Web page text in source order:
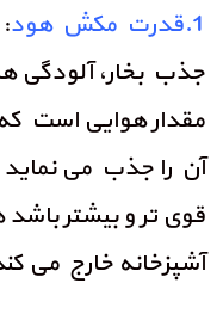
1.قدرت مکش هود
جذب بخار، آلودگی
مقدار هوایی است
آن را جذب می
قوی تر و بیشتر
آشپزخانه خارج می